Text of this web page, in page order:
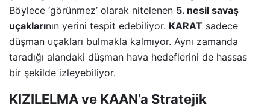
Böylece ‘görünmez’ olarak nitelenen 5. nesil savaş
uçaklarının yerini tespit edebiliyor. KARAT sadece
düşman uçakları bulmakla kalmıyor. Aynı zamanda
taradığı alandaki düşman hava hedeflerini de hassas
bir şekilde izleyebiliyor.
KIZILELMA ve KAAN’a Stratejik